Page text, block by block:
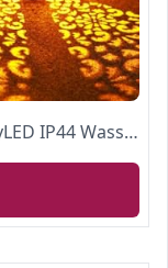
2 Stück Solar Laterne für Außen,OxyLED IP44 Wasserdicht Dekorativ Solar Gartenleuchte,Solarlampe Outdoor Dekorationen für Weg Garten Patio Terrasse und Hof Weihnachten(Warmweiß)